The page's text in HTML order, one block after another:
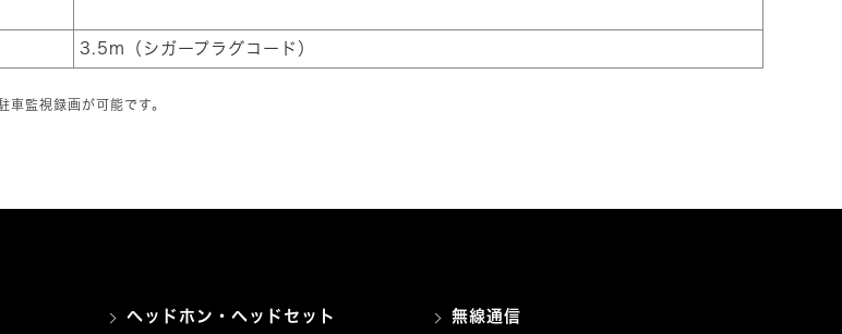
3.5m（シガープラグコード）
監視録画が可能です。
ヘッドホン・ヘッドセット 無線通信